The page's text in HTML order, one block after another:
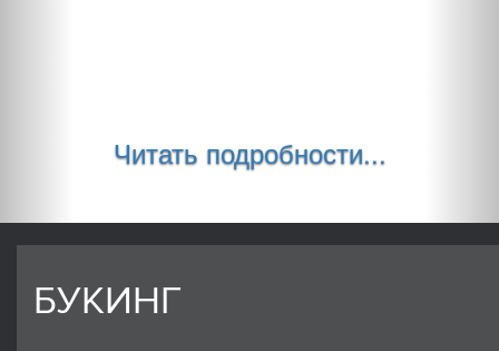
Читать подробности...
БУКИНГ